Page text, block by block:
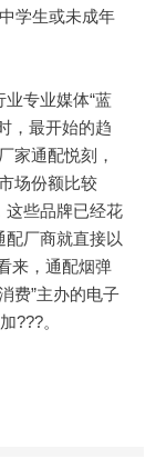
学生或未成年
专业媒体“蓝
，最开始的趋
家通配悦刻，
场份额比较
这些品牌已经花
配厂商就直接以
来，通配烟弹
费”主办的电子
???。